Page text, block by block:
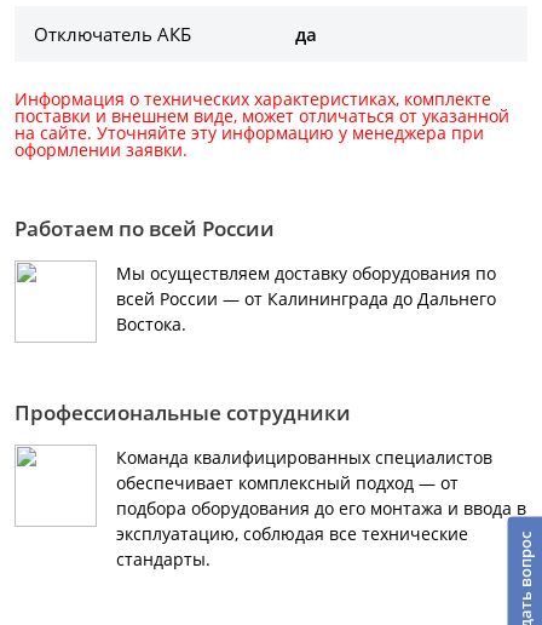
Отключатель АКБ да
Информация о технических характеристиках, комплекте
поставки и внешнем виде, может отличаться от указанной
на сайте. Уточняйте эту информацию у менеджера при
оформлении заявки.
Работаем по всей России
Мы осуществляем доставку оборудования по
всей России — от Калининграда до Дальнего
Востока.
Профессиональные сотрудники
Команда квалифицированных специалистов
обеспечивает комплексный подход — от
подбора оборудования до его монтажа и ввода в
эксплуатацию, соблюдая все технические
стандарты.
Задать вопрос